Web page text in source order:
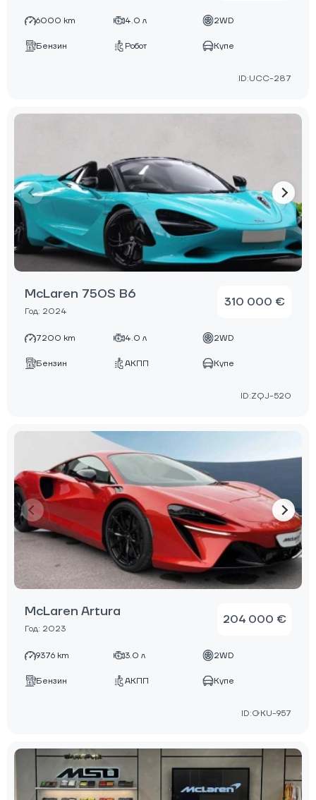
6000 km 4.0 л 2WD
Бензин Робот Купе
ID:UCC-287
McLaren 750S B6
Год: 2024
310 000 €
7200 km 4.0 л 2WD
Бензин АКПП Купе
ID:ZQJ-520
McLaren Artura
Год: 2023
204 000 €
9376 km 3.0 л 2WD
Бензин АКПП Купе
ID:GKU-957